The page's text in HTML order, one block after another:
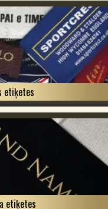
etiķetes
etiķetes